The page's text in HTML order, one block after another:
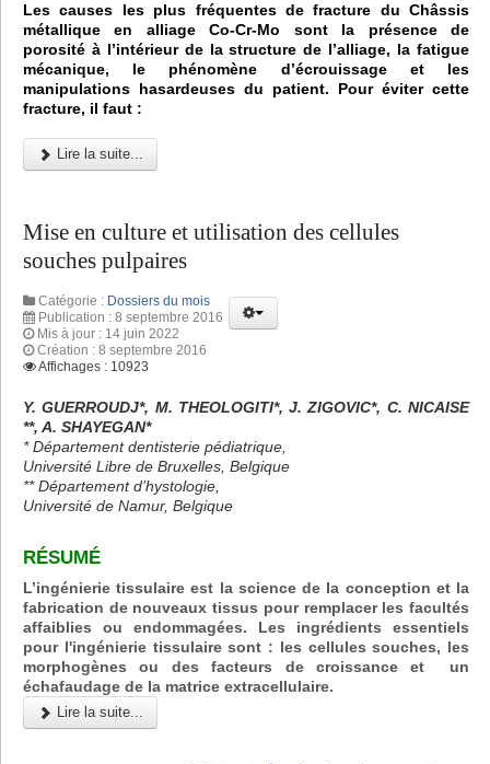
Les causes les plus fréquentes de fracture du Châssis
métallique en alliage Co-Cr-Mo sont la présence de
porosité à l’intérieur de la structure de l’alliage, la fatigue
mécanique, le phénomène d’écrouissage et les
manipulations hasardeuses du patient. Pour éviter cette
fracture, il faut :
Lire la suite...
Mise en culture et utilisation des cellules
souches pulpaires
Catégorie : Dossiers du mois
Publication : 8 septembre 2016
Mis à jour : 14 juin 2022
Création : 8 septembre 2016
Affichages : 10923
Y. GUERROUDJ*, M. THEOLOGITI*, J. ZIGOVIC*, C. NICAISE
**, A. SHAYEGAN*
* Département dentisterie pédiatrique,
Université Libre de Bruxelles, Belgique
** Département d’hystologie,
Université de Namur, Belgique
RÉSUMÉ
L’ingénierie tissulaire est la science de la conception et la
fabrication de nouveaux tissus pour remplacer les facultés
affaiblies ou endommagées. Les ingrédients essentiels
pour l'ingénierie tissulaire sont : les cellules souches, les
morphogènes ou des facteurs de croissance et un
échafaudage de la matrice extracellulaire.
Lire la suite...